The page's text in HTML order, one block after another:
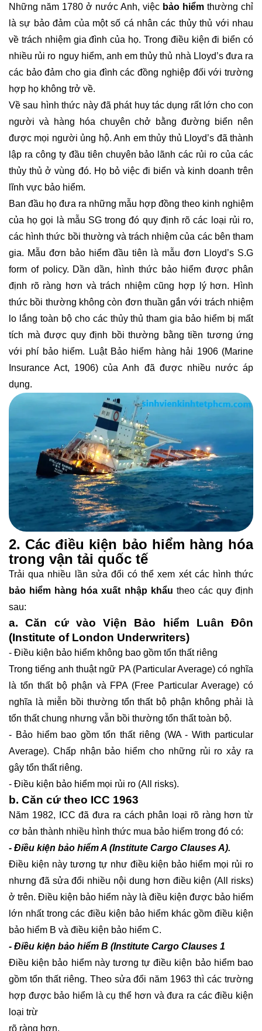
Những năm 1780 ở nước Anh, việc bảo hiểm thường chỉ
là sự bảo đảm của một số cá nhân các thủy thủ với nhau
về trách nhiệm gia đình của họ. Trong điều kiện đi biển có
nhiều rủi ro nguy hiểm, anh em thủy thủ nhà Lloyd’s đưa ra
các bảo đảm cho gia đình các đồng nghiệp đối với trường
hợp họ không trở về.
Về sau hình thức này đã phát huy tác dụng rất lớn cho con
người và hàng hóa chuyên chở bằng đường biển nên
được mọi người ủng hộ. Anh em thủy thủ Lloyd’s đã thành
lập ra công ty đầu tiên chuyên bảo lãnh các rủi ro của các
thủy thủ ở vùng đó. Họ bỏ việc đi biển và kinh doanh trên
lĩnh vực bảo hiểm.
Ban đầu họ đưa ra những mẫu hợp đồng theo kinh nghiệm
của họ gọi là mẫu SG trong đó quy định rõ các loại rủi ro,
các hình thức bồi thường và trách nhiệm của các bên tham
gia. Mẫu đơn bảo hiểm đầu tiên là mẫu đơn Lloyd’s S.G
form of policy. Dần dần, hình thức bảo hiểm được phân
định rõ ràng hơn và trách nhiệm cũng hợp lý hơn. Hình
thức bồi thường không còn đơn thuần gắn với trách nhiệm
lo lắng toàn bộ cho các thủy thủ tham gia bảo hiểm bị mất
tích mà được quy định bồi thường bằng tiền tương ứng
với phí bảo hiểm. Luật Bảo hiểm hàng hải 1906 (Marine
Insurance Act, 1906) của Anh đã được nhiều nước áp
dụng.
2. Các điều kiện bảo hiểm hàng hóa
trong vận tải quốc tế
Trải qua nhiều lần sửa đổi có thể xem xét các hình thức
bảo hiểm hàng hóa xuất nhập khẩu theo các quy định
sau:
a. Căn cứ vào Viện Bảo hiểm Luân Đôn
(Institute of London Underwriters)
- Điều kiện bảo hiểm không bao gồm tổn thất riêng
Trong tiếng anh thuật ngữ PA (Particular Average) có nghĩa
là tổn thất bộ phận và FPA (Free Particular Average) có
nghĩa là miễn bồi thường tổn thất bộ phận không phải là
tổn thất chung nhưng vẫn bồi thường tổn thất toàn bộ.
- Bảo hiểm bao gồm tổn thất riêng (WA - With particular
Average). Chấp nhận bảo hiểm cho những rủi ro xảy ra
gây tổn thất riêng.
- Điều kiện bảo hiểm mọi rủi ro (All risks).
b. Căn cứ theo ICC 1963
Năm 1982, ICC đã đưa ra cách phân loại rõ ràng hơn từ
cơ bản thành nhiều hình thức mua bảo hiểm trong đó có:
- Điều kiện bảo hiểm A (Institute Cargo Clauses A).
Điều kiện này tương tự như điều kiện bảo hiểm mọi rủi ro
nhưng đã sửa đổi nhiều nội dung hơn điều kiện (All risks)
ở trên. Điều kiện bảo hiểm này là điều kiện được bảo hiểm
lớn nhất trong các điều kiện bảo hiểm khác gồm điều kiện
bảo hiểm B và điều kiện bảo hiểm C.
- Điều kiện bảo hiểm B (Institute Cargo Clauses 1
Điều kiện bảo hiểm này tương tự điều kiện bảo hiểm bao
gồm tổn thất riêng. Theo sửa đổi năm 1963 thì các trường
hợp được bảo hiểm là cụ thể hơn và đưa ra các điều kiện
loại trừ
rõ ràng hơn.